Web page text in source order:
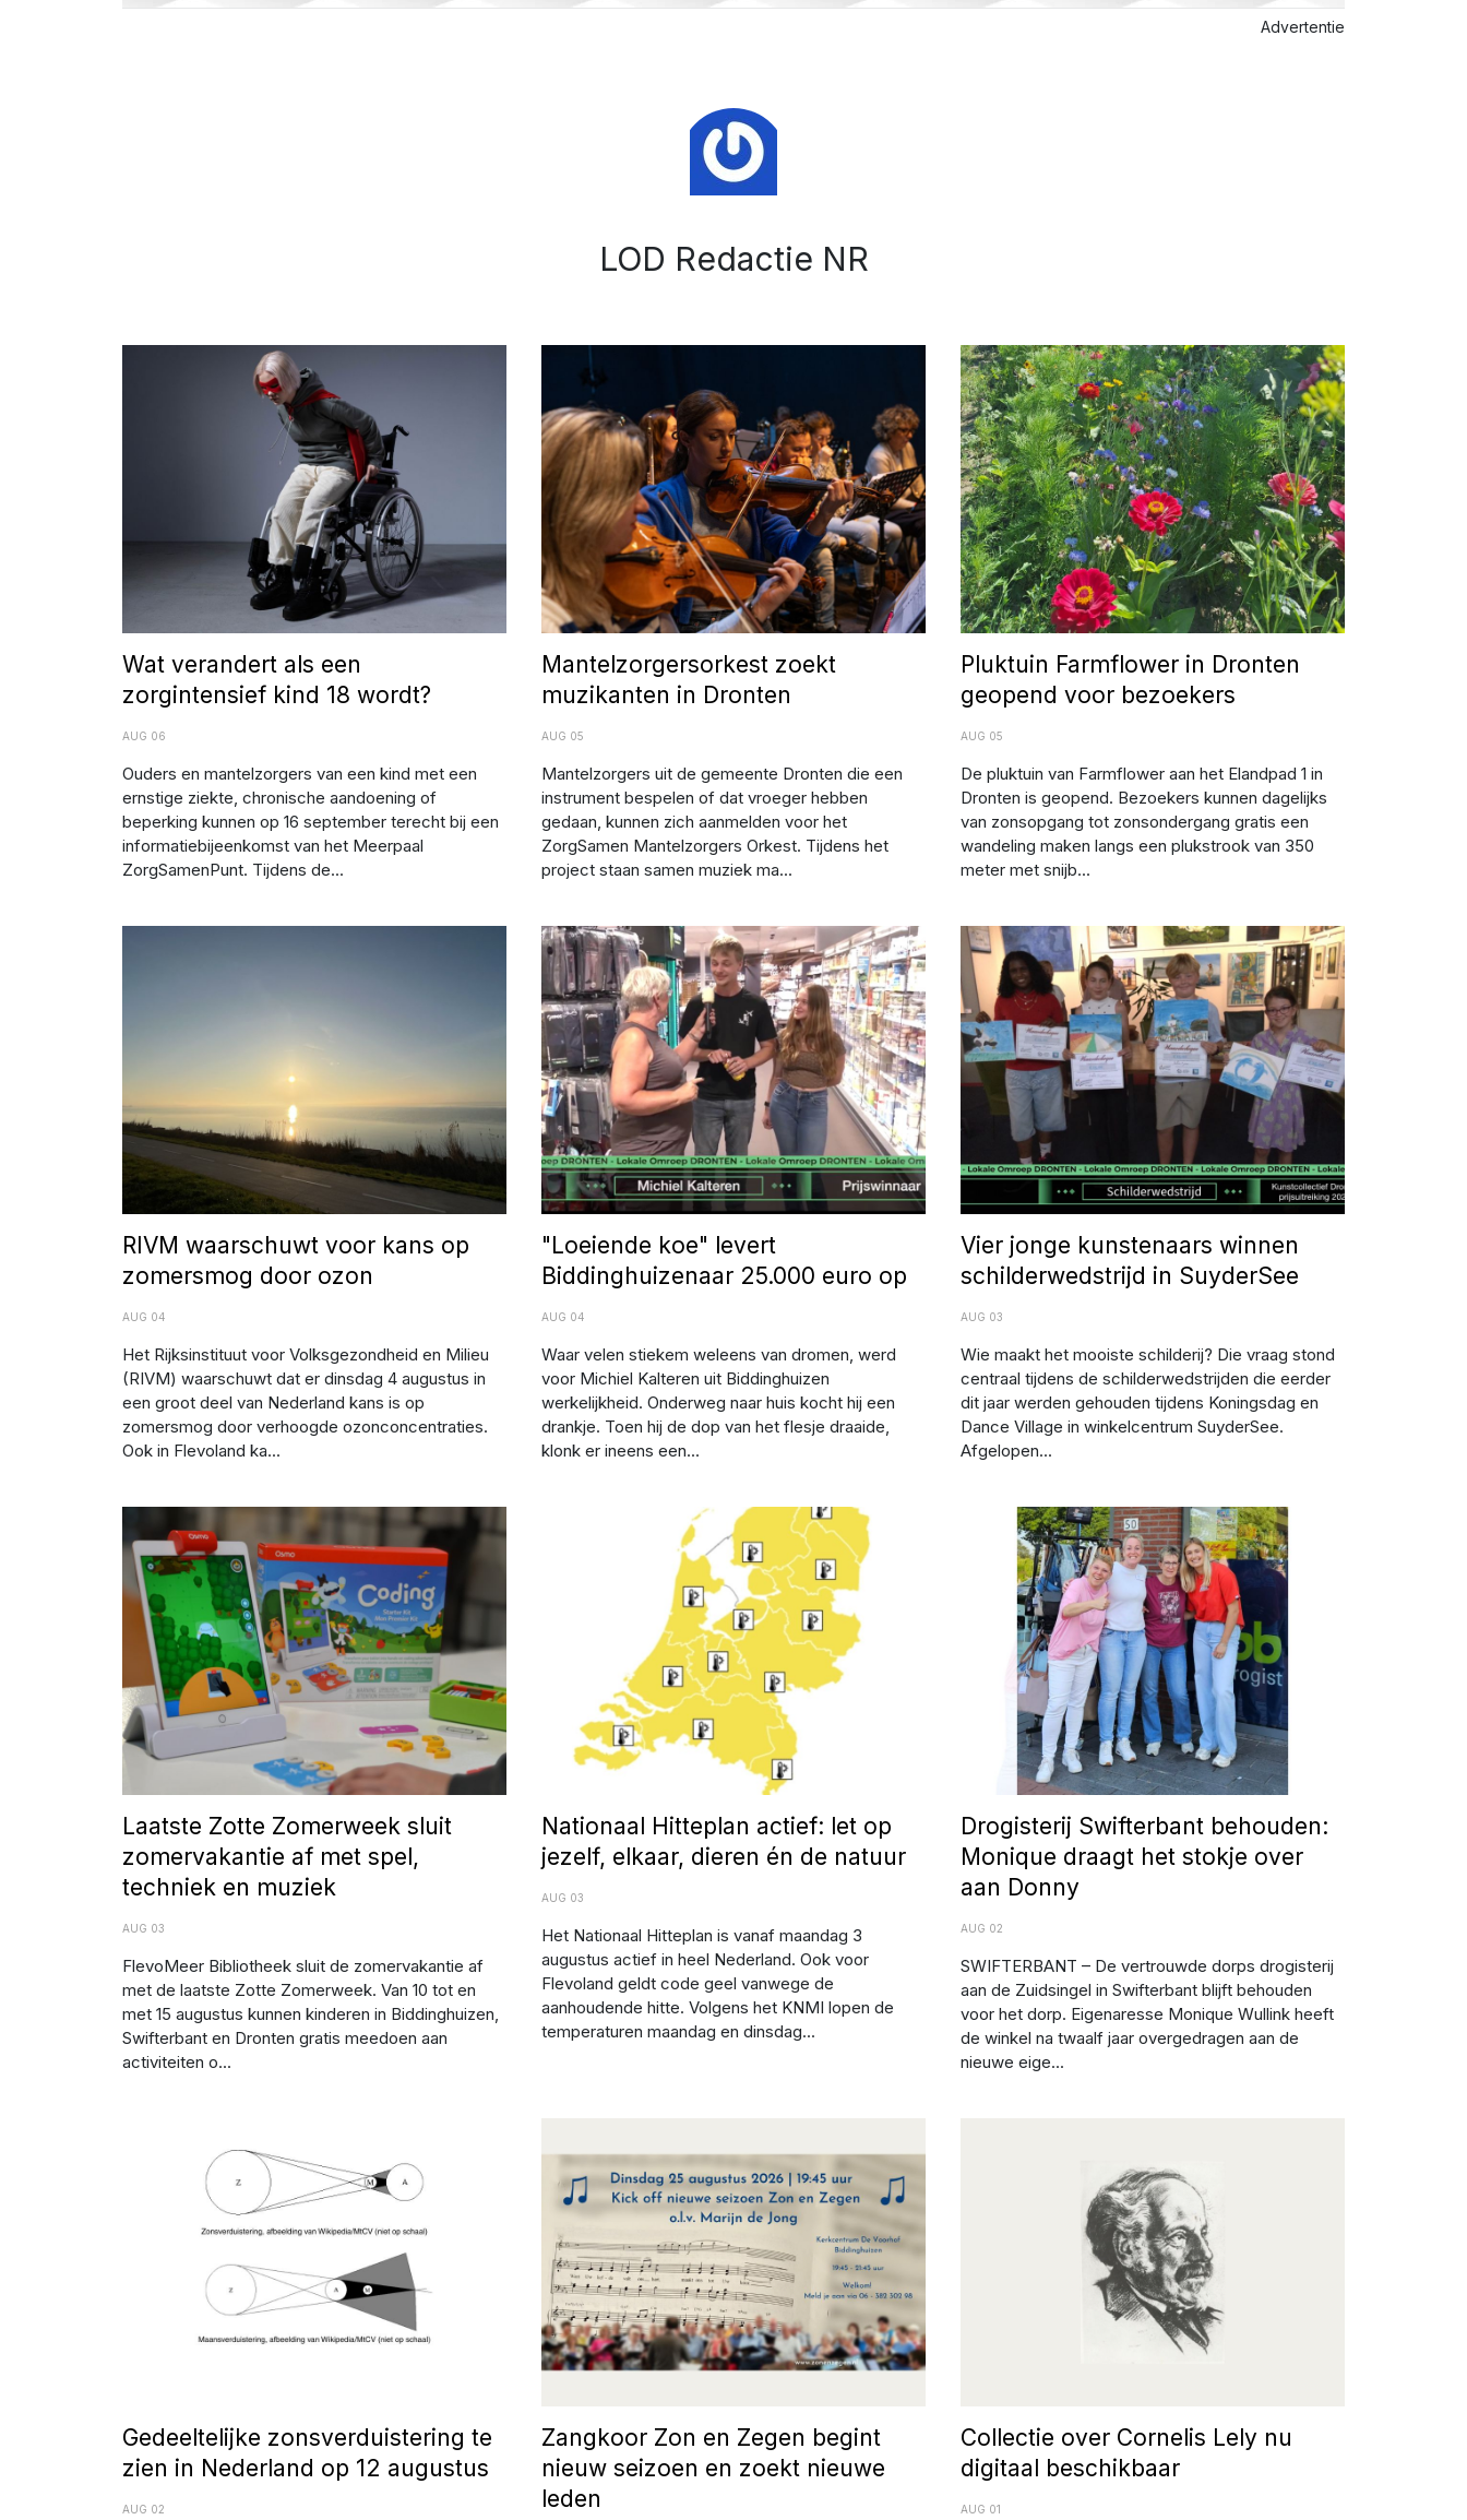
Advertentie
LOD Redactie NR
Afbeelding: De Meerpaal
Wat verandert als een
zorgintensief kind 18 wordt?
AUG 06
Ouders en mantelzorgers van een kind met een
ernstige ziekte, chronische aandoening of
beperking kunnen op 16 september terecht bij een
informatiebijeenkomst van het Meerpaal
ZorgSamenPunt. Tijdens de...
Mantelzorgersorkest zoekt
muzikanten in Dronten
AUG 05
Mantelzorgers uit de gemeente Dronten die een
instrument bespelen of dat vroeger hebben
gedaan, kunnen zich aanmelden voor het
ZorgSamen Mantelzorgers Orkest. Tijdens het
project staan samen muziek ma...
Afbeelding: Farmflower
Pluktuin Farmflower in Dronten
geopend voor bezoekers
AUG 05
De pluktuin van Farmflower aan het Elandpad 1 in
Dronten is geopend. Bezoekers kunnen dagelijks
van zonsopgang tot zonsondergang gratis een
wandeling maken langs een plukstrook van 350
meter met snijb...
RIVM waarschuwt voor kans op
zomersmog door ozon
AUG 04
Het Rijksinstituut voor Volksgezondheid en Milieu
(RIVM) waarschuwt dat er dinsdag 4 augustus in
een groot deel van Nederland kans is op
zomersmog door verhoogde ozonconcentraties.
Ook in Flevoland ka...
"Loeiende koe" levert Biddinghuizenaar 25.000 euro op
"Loeiende koe" levert
Biddinghuizenaar 25.000 euro op
AUG 04
Waar velen stiekem weleens van dromen, werd
voor Michiel Kalteren uit Biddinghuizen
werkelijkheid. Onderweg naar huis kocht hij een
drankje. Toen hij de dop van het flesje draaide,
klonk er ineens een...
Afbeelding: Jovan Avramoski
Vier jonge kunstenaars winnen
schilderwedstrijd in SuyderSee
AUG 03
Wie maakt het mooiste schilderij? Die vraag stond
centraal tijdens de schilderwedstrijden die eerder
dit jaar werden gehouden tijdens Koningsdag en
Dance Village in winkelcentrum SuyderSee.
Afgelopen...
Laatste Zotte Zomerweek sluit
zomervakantie af met spel,
techniek en muziek
AUG 03
FlevoMeer Bibliotheek sluit de zomervakantie af
met de laatste Zotte Zomerweek. Van 10 tot en
met 15 augustus kunnen kinderen in Biddinghuizen,
Swifterbant en Dronten gratis meedoen aan
activiteiten o...
Nationaal Hitteplan actief: let op jezelf, elkaar, dieren én
Nationaal Hitteplan actief: let op
jezelf, elkaar, dieren én de natuur
AUG 03
Het Nationaal Hitteplan is vanaf maandag 3
augustus actief in heel Nederland. Ook voor
Flevoland geldt code geel vanwege de
aanhoudende hitte. Volgens het KNMI lopen de
temperaturen maandag en dinsdag...
Afbeelding: Facebook - Drogisterij Monique
Drogisterij Swifterbant behouden:
Monique draagt het stokje over
aan Donny
AUG 02
SWIFTERBANT – De vertrouwde dorps drogisterij
aan de Zuidsingel in Swifterbant blijft behouden
voor het dorp. Eigenaresse Monique Wullink heeft
de winkel na twaalf jaar overgedragen aan de
nieuwe eige...
Gedeeltelijke zonsverduistering te
zien in Nederland op 12 augustus
AUG 02
Zangkoor Zon en Zegen begint
nieuw seizoen en zoekt nieuwe
leden
Collectie over Cornelis Lely nu
digitaal beschikbaar
AUG 01